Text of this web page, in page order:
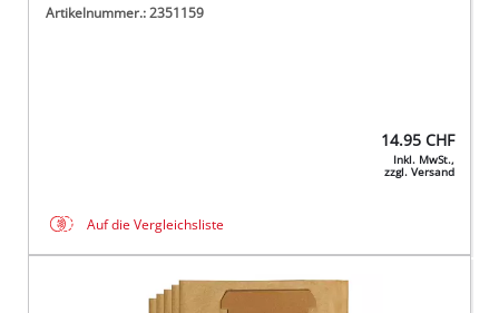
Artikelnummer.: 2351159
14.95 CHF
Inkl. MwSt.,
zzgl. Versand
Auf die Vergleichsliste